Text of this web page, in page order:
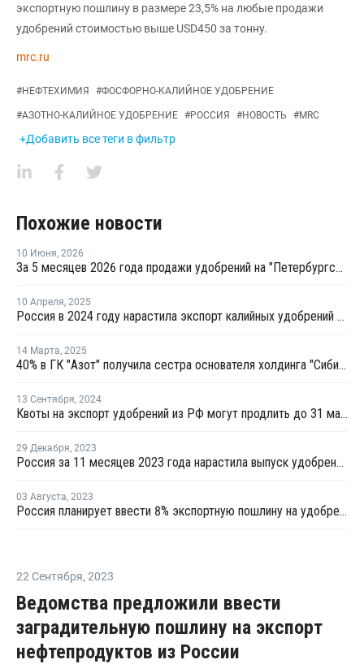
экспортную пошлину в размере 23,5% на любые продажи
удобрений стоимостью выше USD450 за тонну.
mrc.ru
#НЕФТЕХИМИЯ #ФОСФОРНО-КАЛИЙНОЕ УДОБРЕНИЕ
#АЗОТНО-КАЛИЙНОЕ УДОБРЕНИЕ #РОССИЯ #НОВОСТЬ #MRC
+Добавить все теги в фильтр
Похожие новости
10 Июня, 2026
За 5 месяцев 2026 года продажи удобрений на "Петербургской бирже" выросли на 16,1%
10 Апреля, 2025
Россия в 2024 году нарастила экспорт калийных удобрений в ЮАР на 137%
14 Марта, 2025
40% в ГК "Азот" получила сестра основателя холдинга "Сибирский деловой союз"
13 Сентября, 2024
Квоты на экспорт удобрений из РФ могут продлить до 31 мая 2025 года
29 Декабря, 2023
Россия за 11 месяцев 2023 года нарастила выпуск удобрений почти на 10%
03 Августа, 2023
Россия планирует ввести 8% экспортную пошлину на удобрения
22 Сентября, 2023
Ведомства предложили ввести
заградительную пошлину на экспорт
нефтепродуктов из России